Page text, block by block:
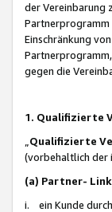
der Vereinbarung
Partnerprogramm
Einschränkung
gegen die
1. Qualifizierte
Qualifizierte
(vorbehaltlich der
(a) Partner-
i. ein Kunde